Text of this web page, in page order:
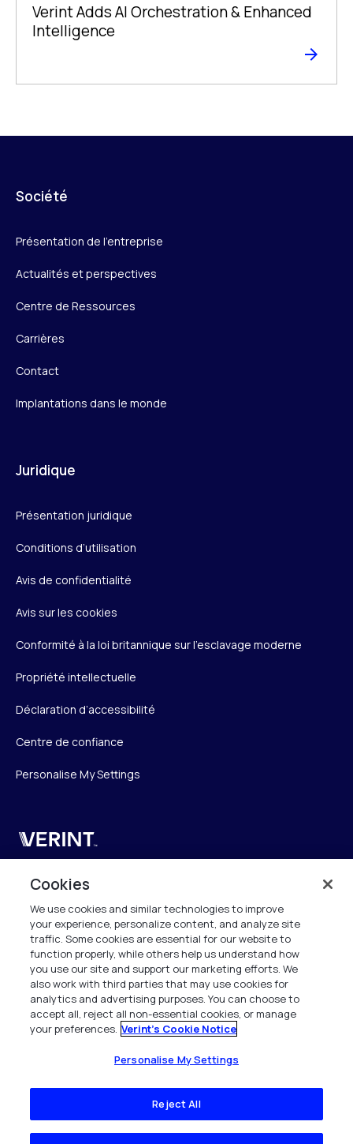
Verint Adds AI Orchestration & Enhanced
Intelligence
Société
Présentation de l’entreprise
Actualités et perspectives
Centre de Ressources
Carrières
Contact
Implantations dans le monde
Juridique
Présentation juridique
Conditions d’utilisation
Avis de confidentialité
Avis sur les cookies
Conformité à la loi britannique sur l’esclavage moderne
Propriété intellectuelle
Déclaration d’accessibilité
Centre de confiance
Personalise My Settings
Verint
Verint Systems SAS
19 Bd Malesherbes
75008 Paris
France
info.fr@verint.com
+33 6 40 50 87 28
Tous les droits sont réservés. 2026
Cookies
We use cookies and similar technologies to improve
your experience, personalize content, and analyze site
traffic. Some cookies are essential for our website to
function properly, while others help us understand how
you use our site and support our marketing efforts. We
also work with third parties that may use cookies for
analytics and advertising purposes. You can choose to
accept all, reject all non-essential cookies, or manage
your preferences. Verint's Cookie Notice
Personalise My Settings
Reject All